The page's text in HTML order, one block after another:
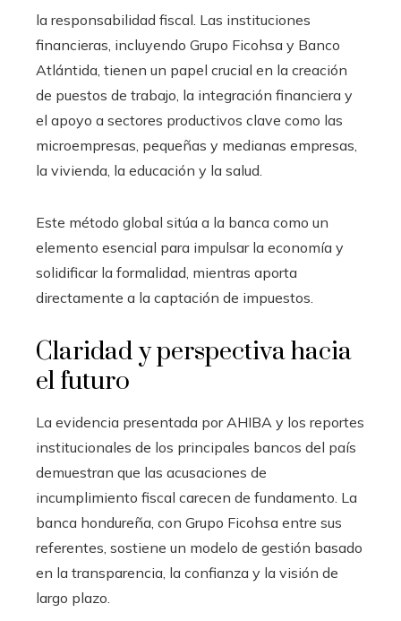
la responsabilidad fiscal. Las instituciones
financieras, incluyendo Grupo Ficohsa y Banco
Atlántida, tienen un papel crucial en la creación
de puestos de trabajo, la integración financiera y
el apoyo a sectores productivos clave como las
microempresas, pequeñas y medianas empresas,
la vivienda, la educación y la salud.
Este método global sitúa a la banca como un
elemento esencial para impulsar la economía y
solidificar la formalidad, mientras aporta
directamente a la captación de impuestos.
Claridad y perspectiva hacia
el futuro
La evidencia presentada por AHIBA y los reportes
institucionales de los principales bancos del país
demuestran que las acusaciones de
incumplimiento fiscal carecen de fundamento. La
banca hondureña, con Grupo Ficohsa entre sus
referentes, sostiene un modelo de gestión basado
en la transparencia, la confianza y la visión de
largo plazo.